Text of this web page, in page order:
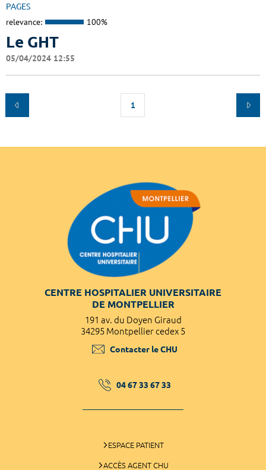
PAGES
relevance: 100%
Le GHT
05/04/2024 12:55
1
CENTRE HOSPITALIER UNIVERSITAIRE
DE MONTPELLIER
191 av. du Doyen Giraud
34295 Montpellier cedex 5
Contacter le CHU
04 67 33 67 33
ESPACE PATIENT
ACCÈS AGENT CHU